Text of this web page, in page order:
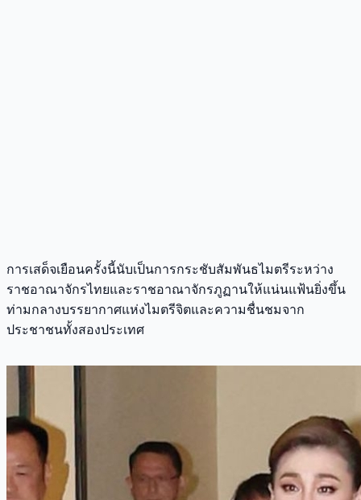
การเสด็จเยือนครั้งนี้นับเป็นการกระชับสัมพันธไมตรีระหว่าง
ราชอาณาจักรไทยและราชอาณาจักรภูฏานให้แน่นแฟ้นยิ่งขึ้น
ท่ามกลางบรรยากาศแห่งไมตรีจิตและความชื่นชมจาก
ประชาชนทั้งสองประเทศ